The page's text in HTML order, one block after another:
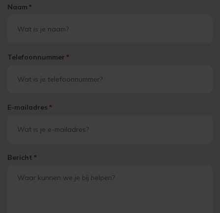
Naam *
Telefoonnummer *
E-mailadres *
Bericht *